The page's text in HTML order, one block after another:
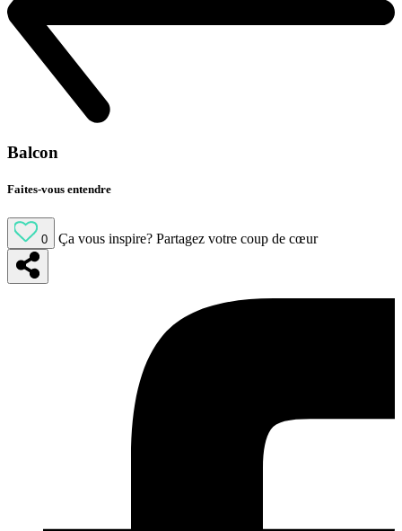
Balcon
Faites-vous entendre
0 Ça vous inspire? Partagez votre coup de cœur